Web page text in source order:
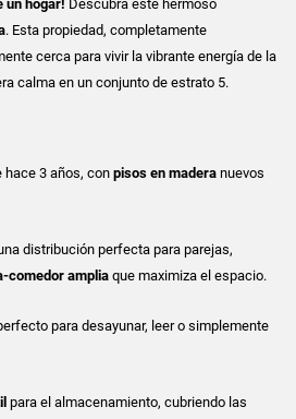
un hogar! Descubra este hermoso
. Esta propiedad, completamente
cerca para vivir la vibrante energía de la
calma en un conjunto de estrato 5.
hace 3 años, conpisos en madera nuevos
distribución perfecta para parejas,
comedor ampliaque maximiza el espacio.
para desayunar, leer o simplemente
para el almacenamiento, cubriendo las